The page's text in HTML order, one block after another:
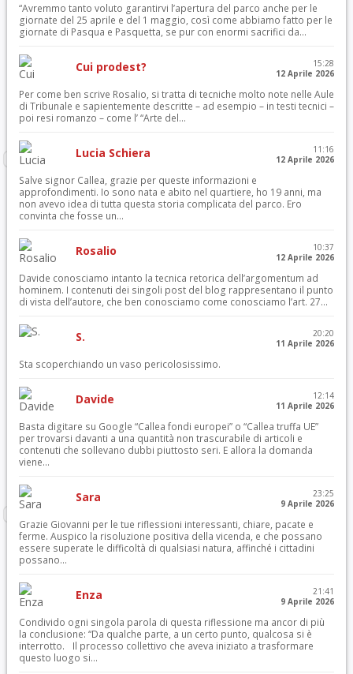
“Avremmo tanto voluto garantirvi l’apertura del parco anche per le
giornate del 25 aprile e del 1 maggio, così come abbiamo fatto per le
giornate di Pasqua e Pasquetta, se pur con enormi sacrifici da...
Cui prodest?
15:28
12 Aprile 2026
Per come ben scrive Rosalio, si tratta di tecniche molto note nelle Aule
di Tribunale e sapientemente descritte – ad esempio – in testi tecnici –
poi resi romanzo – come l’ “Arte del...
Lucia Schiera
11:16
12 Aprile 2026
Salve signor Callea, grazie per queste informazioni e
approfondimenti. Io sono nata e abito nel quartiere, ho 19 anni, ma
non avevo idea di tutta questa storia complicata del parco. Ero
convinta che fosse un...
Rosalio
10:37
12 Aprile 2026
Davide conosciamo intanto la tecnica retorica dell’argomentum ad
hominem. I contenuti dei singoli post del blog rappresentano il punto
di vista dell’autore, che ben conosciamo come conosciamo l’art. 27...
S.
20:20
11 Aprile 2026
Sta scoperchiando un vaso pericolosissimo.
Davide
12:14
11 Aprile 2026
Basta digitare su Google “Callea fondi europei” o “Callea truffa UE”
per trovarsi davanti a una quantità non trascurabile di articoli e
contenuti che sollevano dubbi piuttosto seri. E allora la domanda
viene...
Sara
23:25
9 Aprile 2026
Grazie Giovanni per le tue riflessioni interessanti, chiare, pacate e
ferme. Auspico la risoluzione positiva della vicenda, e che possano
essere superate le difficoltà di qualsiasi natura, affinché i cittadini
possano...
Enza
21:41
9 Aprile 2026
Condivido ogni singola parola di questa riflessione ma ancor di più
la conclusione: “Da qualche parte, a un certo punto, qualcosa si è
interrotto. Il processo collettivo che aveva iniziato a trasformare
questo luogo si...